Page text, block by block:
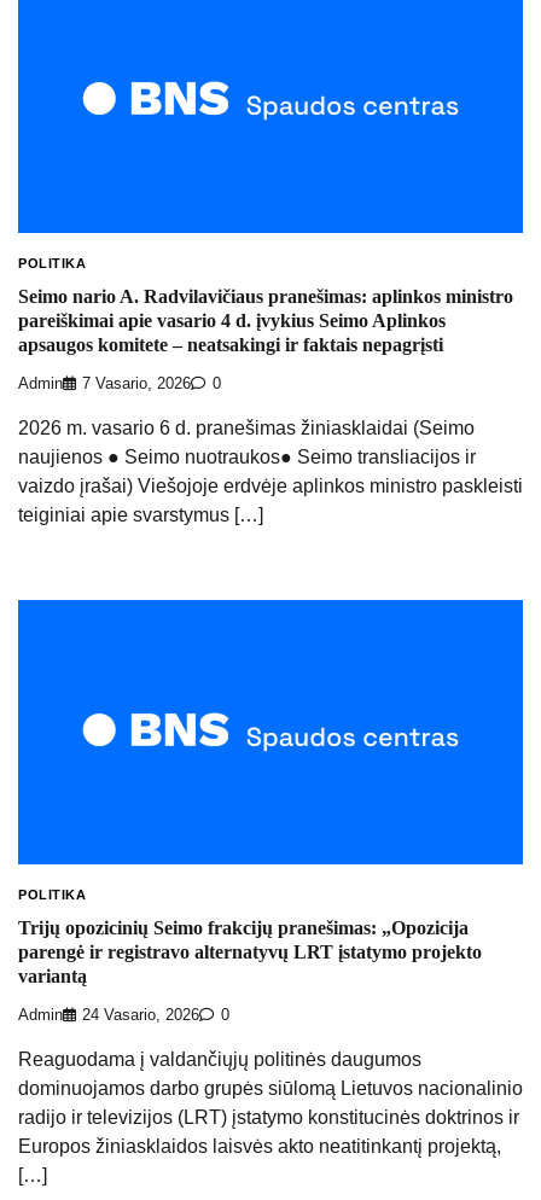
POLITIKA
Seimo nario A. Radvilavičiaus pranešimas: aplinkos ministro
pareiškimai apie vasario 4 d. įvykius Seimo Aplinkos
apsaugos komitete – neatsakingi ir faktais nepagrįsti
Admin 7 Vasario, 2026 0
2026 m. vasario 6 d. pranešimas žiniasklaidai (Seimo
naujienos ● Seimo nuotraukos● Seimo transliacijos ir
vaizdo įrašai) Viešojoje erdvėje aplinkos ministro paskleisti
teiginiai apie svarstymus […]
POLITIKA
Trijų opozicinių Seimo frakcijų pranešimas: „Opozicija
parengė ir registravo alternatyvų LRT įstatymo projekto
variantą
Admin 24 Vasario, 2026 0
Reaguodama į valdančiųjų politinės daugumos
dominuojamos darbo grupės siūlomą Lietuvos nacionalinio
radijo ir televizijos (LRT) įstatymo konstitucinės doktrinos ir
Europos žiniasklaidos laisvės akto neatitinkantį projektą,
[…]